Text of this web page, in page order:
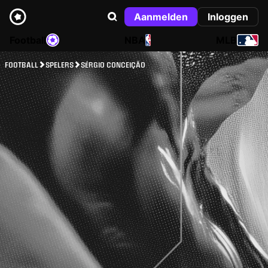
Aanmelden
Inloggen
NBA
FOOTBALL SPELERS SÉRGIO CONCEIÇÃO